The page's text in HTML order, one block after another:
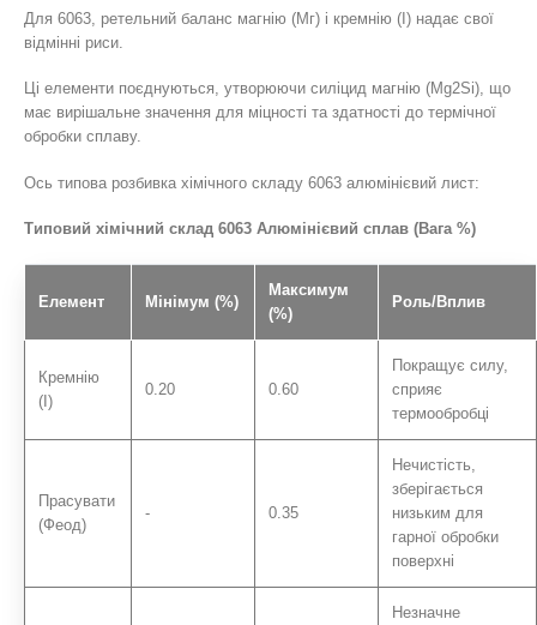
Для 6063, ретельний баланс магнію (Мг) і кремнію (І) надає свої
відмінні риси.
Ці елементи поєднуються, утворюючи силіцид магнію (Mg2Si), що
має вирішальне значення для міцності та здатності до термічної
обробки сплаву.
Ось типова розбивка хімічного складу 6063 алюмінієвий лист:
Типовий хімічний склад 6063 Алюмінієвий сплав (Вага %)
Елемент Мінімум (%)
Максимум
(%)
Роль/Вплив
Кремнію
(І)
0.20 0.60
Покращує силу,
сприяє
термообробці
Прасувати
(Феод)
- 0.35
Нечистість,
зберігається
низьким для
гарної обробки
поверхні
Незначне